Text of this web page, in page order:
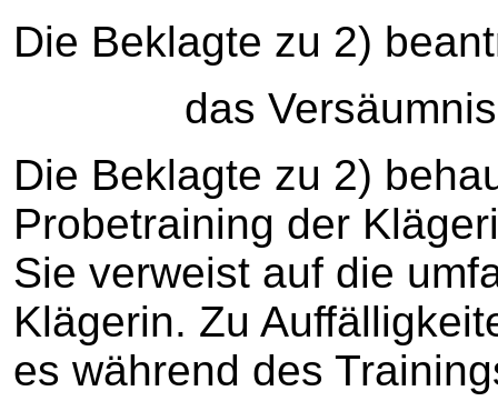
Die Beklagte zu 2)
das
Die Beklagte zu 2)
Probetraining der
Sie verweist auf die
Klägerin. Zu
es während des